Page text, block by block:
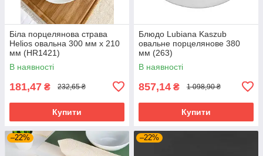
Біла порцелянова страва
Helios овальна 300 мм х 210
мм (HR1421)
В наявності
181,47 ₴ 232,65 ₴
Купити
Блюдо Lubiana Kaszub
овальне порцелянове 380
мм (263)
В наявності
857,14 ₴ 1 098,90 ₴
Купити
–22% –22%